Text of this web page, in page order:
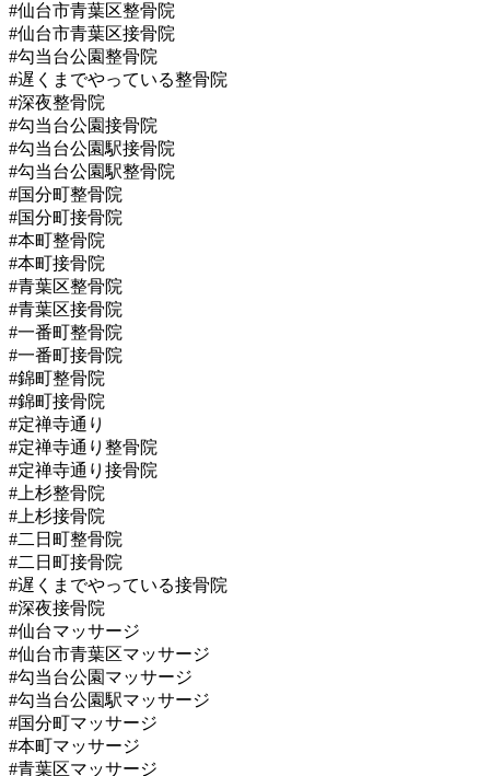
#仙台市青葉区整骨院
#仙台市青葉区接骨院
#勾当台公園整骨院
#遅くまでやっている整骨院
#深夜整骨院
#勾当台公園接骨院
#勾当台公園駅接骨院
#勾当台公園駅整骨院
#国分町整骨院
#国分町接骨院
#本町整骨院
#本町接骨院
#青葉区整骨院
#青葉区接骨院
#一番町整骨院
#一番町接骨院
#錦町整骨院
#錦町接骨院
#定禅寺通り
#定禅寺通り整骨院
#定禅寺通り接骨院
#上杉整骨院
#上杉接骨院
#二日町整骨院
#二日町接骨院
#遅くまでやっている接骨院
#深夜接骨院
#仙台マッサージ
#仙台市青葉区マッサージ
#勾当台公園マッサージ
#勾当台公園駅マッサージ
#国分町マッサージ
#本町マッサージ
#青葉区マッサージ